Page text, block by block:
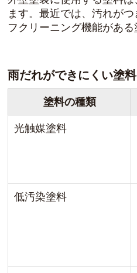
ます。最近では、汚れが
フクリーニング機能がある
雨だれができにくい塗料
塗料の種類
光触媒塗料
低汚染塗料